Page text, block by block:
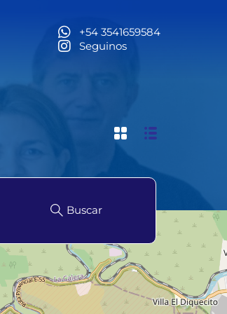
Brasil En pozo
+54 3541659584
Seguinos
Buscar